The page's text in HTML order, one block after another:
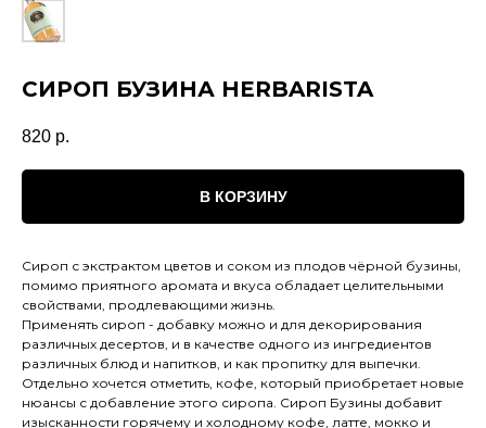
СИРОП БУЗИНА HERBARISTA
820 р.
В КОРЗИНУ
Сироп с экстрактом цветов и соком из плодов чёрной бузины,
помимо приятного аромата и вкуса обладает целительными
свойствами, продлевающими жизнь.
Применять сироп - добавку можно и для декорирования
различных десертов, и в качестве одного из ингредиентов
различных блюд и напитков, и как пропитку для выпечки.
Отдельно хочется отметить, кофе, который приобретает новые
нюансы с добавление этого сиропа. Сироп Бузины добавит
изысканности горячему и холодному кофе, латте, мокко и